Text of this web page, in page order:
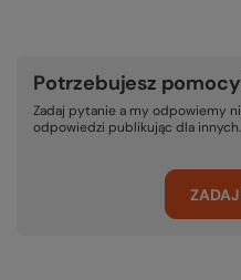
Potrzebujesz
Zadaj pytanie a my odpowiemy
odpowiedzi publikując dla innych.